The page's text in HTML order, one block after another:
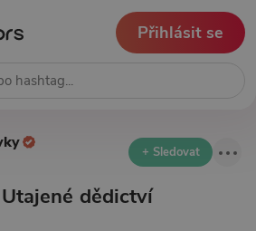
Přihlásit se
+ Sledovat
dědictví